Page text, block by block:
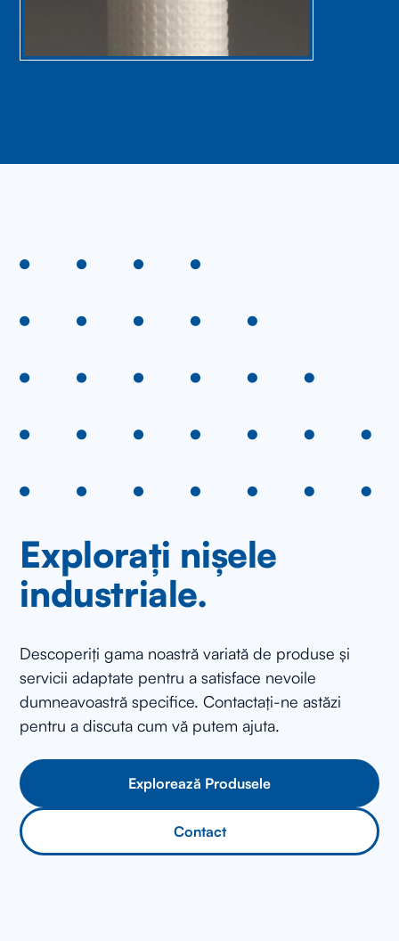
Explorați nișele
industriale.
Descoperiți gama noastră variată de produse și
servicii adaptate pentru a satisface nevoile
dumneavoastră specifice. Contactați-ne astăzi
pentru a discuta cum vă putem ajuta.
Explorează Produsele
Contact